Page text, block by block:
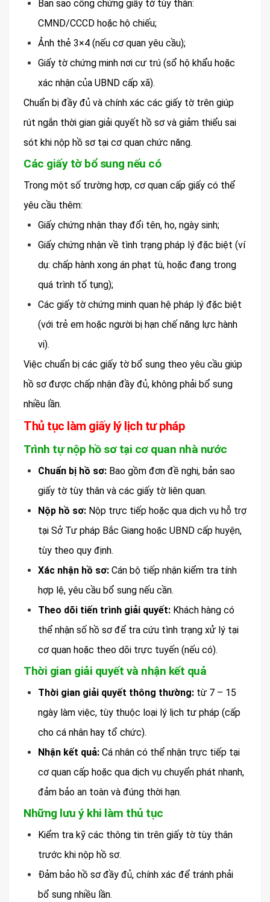
Bản sao công chứng giấy tờ tùy thân:
CMND/CCCD hoặc hộ chiếu;
Ảnh thẻ 3×4 (nếu cơ quan yêu cầu);
Giấy tờ chứng minh nơi cư trú (sổ hộ khẩu hoặc
xác nhận của UBND cấp xã).
Chuẩn bị đầy đủ và chính xác các giấy tờ trên giúp
rút ngắn thời gian giải quyết hồ sơ và giảm thiểu sai
sót khi nộp hồ sơ tại cơ quan chức năng.
Các giấy tờ bổ sung nếu có
Trong một số trường hợp, cơ quan cấp giấy có thể
yêu cầu thêm:
Giấy chứng nhận thay đổi tên, họ, ngày sinh;
Giấy chứng nhận về tình trạng pháp lý đặc biệt (ví
dụ: chấp hành xong án phạt tù, hoặc đang trong
quá trình tố tụng);
Các giấy tờ chứng minh quan hệ pháp lý đặc biệt
(với trẻ em hoặc người bị hạn chế năng lực hành
vi).
Việc chuẩn bị các giấy tờ bổ sung theo yêu cầu giúp
hồ sơ được chấp nhận đầy đủ, không phải bổ sung
nhiều lần.
Thủ tục làm giấy lý lịch tư pháp
Trình tự nộp hồ sơ tại cơ quan nhà nước
Chuẩn bị hồ sơ: Bao gồm đơn đề nghị, bản sao
giấy tờ tùy thân và các giấy tờ liên quan.
Nộp hồ sơ: Nộp trực tiếp hoặc qua dịch vụ hỗ trợ
tại Sở Tư pháp Bắc Giang hoặc UBND cấp huyện,
tùy theo quy định.
Xác nhận hồ sơ: Cán bộ tiếp nhận kiểm tra tính
hợp lệ, yêu cầu bổ sung nếu cần.
Theo dõi tiến trình giải quyết: Khách hàng có
thể nhận số hồ sơ để tra cứu tình trạng xử lý tại
cơ quan hoặc theo dõi trực tuyến (nếu có).
Thời gian giải quyết và nhận kết quả
Thời gian giải quyết thông thường: từ 7 – 15
ngày làm việc, tùy thuộc loại lý lịch tư pháp (cấp
cho cá nhân hay tổ chức).
Nhận kết quả: Cá nhân có thể nhận trực tiếp tại
cơ quan cấp hoặc qua dịch vụ chuyển phát nhanh,
đảm bảo an toàn và đúng thời hạn.
Những lưu ý khi làm thủ tục
Kiểm tra kỹ các thông tin trên giấy tờ tùy thân
trước khi nộp hồ sơ.
Đảm bảo hồ sơ đầy đủ, chính xác để tránh phải
bổ sung nhiều lần.